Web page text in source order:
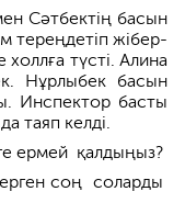
Сәтбектің басын
тереңдетіп жібер­
түсті. Алина
Нұрлыбек басын
Инспектор басты
таяп келді.
ермей қалдыңыз?
соң соларды